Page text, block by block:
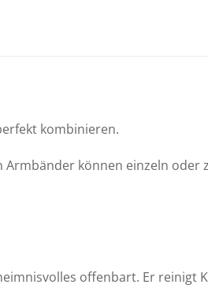
kombinieren.
Armbänder können einzeln oder
offenbart. Er reinigt